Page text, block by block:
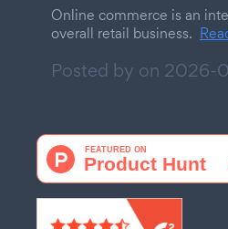
Online commerce is an
overall retail business.
Posted by on 2026-